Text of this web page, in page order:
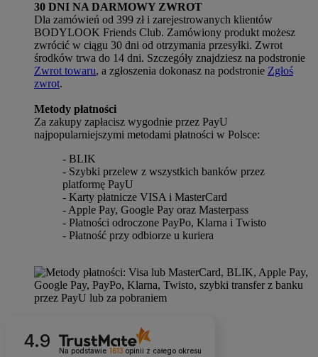
30 DNI NA DARMOWY ZWROT
Dla zamówień od 399 zł i zarejestrowanych klientów
BODYLOOK Friends Club. Zamówiony produkt możesz
zwrócić w ciągu 30 dni od otrzymania przesyłki. Zwrot
środków trwa do 14 dni. Szczegóły znajdziesz na podstronie
Zwrot towaru, a zgłoszenia dokonasz na podstronie Zgłoś
zwrot.
Metody płatności
Za zakupy zapłacisz wygodnie przez PayU
najpopularniejszymi metodami płatności w Polsce:
- BLIK
- Szybki przelew z wszystkich banków przez
platformę PayU
- Karty płatnicze VISA i MasterCard
- Apple Pay, Google Pay oraz Masterpass
- Płatności odroczone PayPo, Klarna i Twisto
- Płatność przy odbiorze u kuriera
4.9
Na podstawie 1613opinii z całego okresu